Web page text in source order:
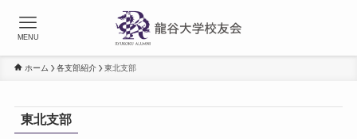
MENU
ホーム 各支部紹介 東北支部
東北支部